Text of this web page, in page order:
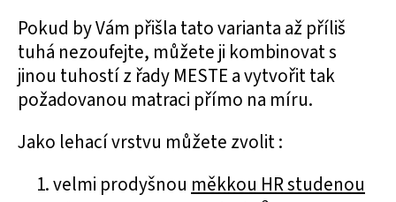
Pokud by Vám přišla tato varianta až příliš
tuhá nezoufejte, můžete ji kombinovat s
jinou tuhostí z řady MESTE a vytvořit tak
požadovanou matraci přímo na míru.
Jako lehací vrstvu můžete zvolit :
velmi prodyšnou měkkou HR studenou